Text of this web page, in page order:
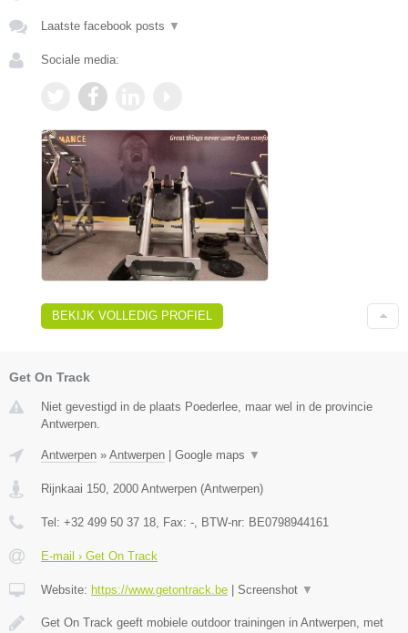
Laatste facebook posts ▼
Sociale media:
BEKIJK VOLLEDIG PROFIEL
Get On Track
Niet gevestigd in de plaats Poederlee, maar wel in de provincie
Antwerpen.
Antwerpen » Antwerpen | Google maps ▼
Rijnkaai 150 2000 Antwerpen (Antwerpen)
Tel: +32 499 50 37 18 , Fax: - , BTW-nr: BE0798944161
E-mail › Get On Track
Website: https://www.getontrack.be | Screenshot ▼
Get On Track geeft mobiele outdoor trainingen in Antwerpen, met